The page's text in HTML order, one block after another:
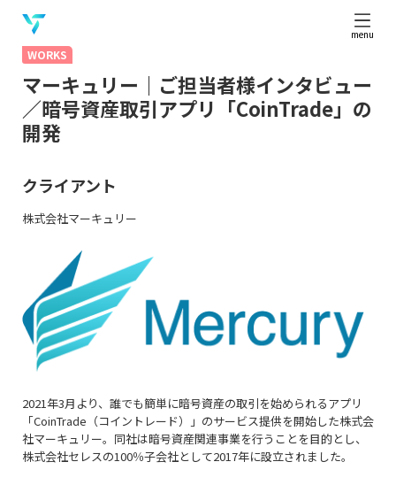
menu
WORKS
マーキュリー｜ご担当者様インタビュー
／暗号資産取引アプリ「CoinTrade」の
開発
クライアント
株式会社マーキュリー
2021年3月より、誰でも簡単に暗号資産の取引を始められるアプリ
「CoinTrade（コイントレード）」のサービス提供を開始した株式会
社マーキュリー。同社は暗号資産関連事業を行うことを目的とし、
株式会社セレスの100％子会社として2017年に設立されました。